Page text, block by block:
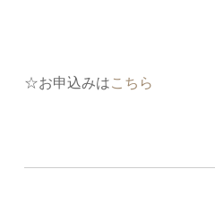
☆お申込みはこちら